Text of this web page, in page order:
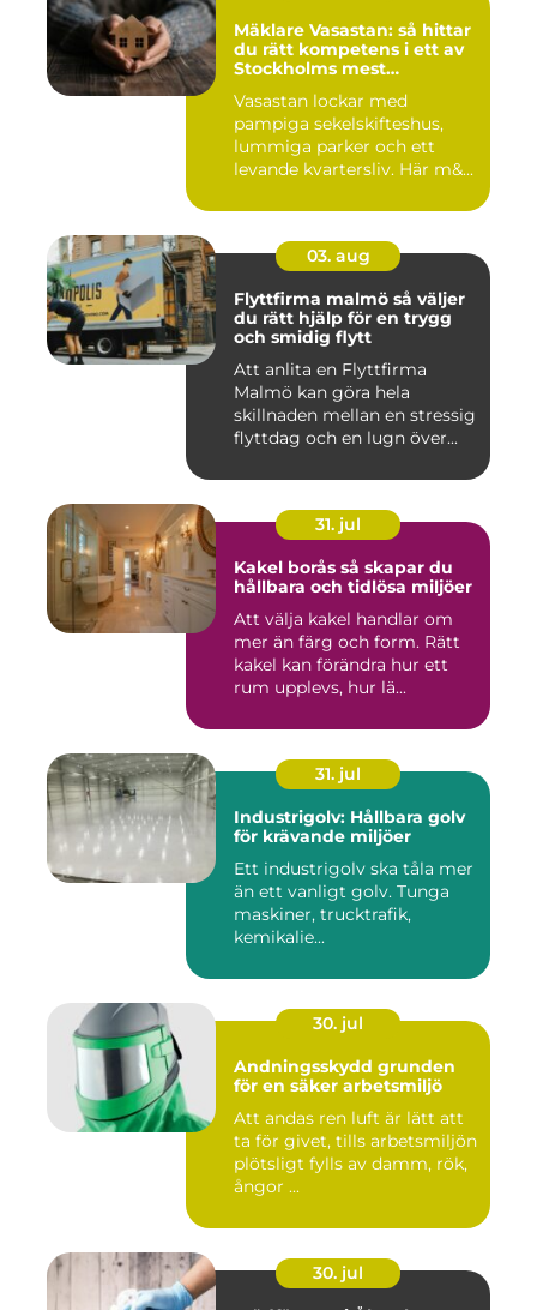
Mäklare Vasastan: så hittar
du rätt kompetens i ett av
Stockholms mest
Vasastan lockar med
pampiga sekelskifteshus,
lummiga parker och ett
levande kvartersliv. Här m&...
03. aug
Flyttfirma malmö så väljer
du rätt hjälp för en trygg
och smidig flytt
Att anlita en Flyttfirma
Malmö kan göra hela
skillnaden mellan en stressig
flyttdag och en lugn över...
31. jul
Kakel borås så skapar du
hållbara och tidlösa miljöer
Att välja kakel handlar om
mer än färg och form. Rätt
kakel kan förändra hur ett
rum upplevs, hur lä...
31. jul
Industrigolv: Hållbara golv
för krävande miljöer
Ett industrigolv ska tåla mer
än ett vanligt golv. Tunga
maskiner, trucktrafik,
kemikalie...
30. jul
Andningsskydd grunden
för en säker arbetsmiljö
Att andas ren luft är lätt att
ta för givet, tills arbetsmiljön
plötsligt fylls av damm, rök,
ångor ...
30. jul